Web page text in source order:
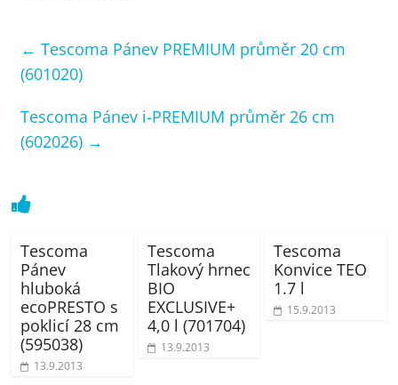
← Tescoma Pánev PREMIUM průměr 20 cm
(601020)
Tescoma Pánev i-PREMIUM průměr 26 cm
(602026) →
Tescoma
Pánev
hluboká
ecoPRESTO s
poklicí 28 cm
(595038)
13.9.2013
Tescoma
Tlakový hrnec
BIO
EXCLUSIVE+
4,0 l (701704)
13.9.2013
Tescoma
Konvice TEO
1.7 l
15.9.2013